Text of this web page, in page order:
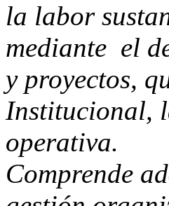
la labor
mediante el
y proyectos,
Institucional,
operativa.
Comprende